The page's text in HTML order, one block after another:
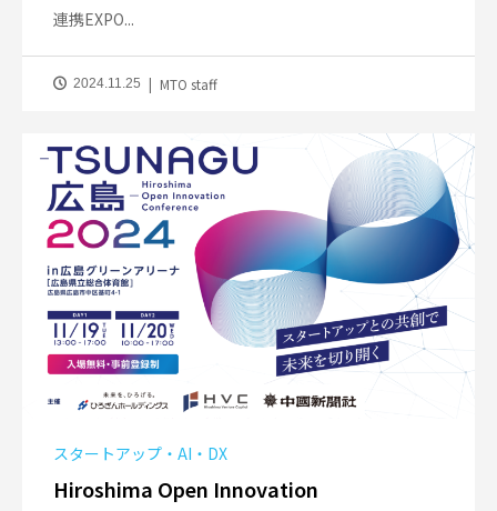
連携EXPO...
2024.11.25 MTO staff
スタートアップ・AI・DX
Hiroshima Open Innovation